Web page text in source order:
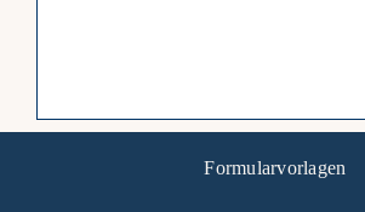
Formularvorlagen